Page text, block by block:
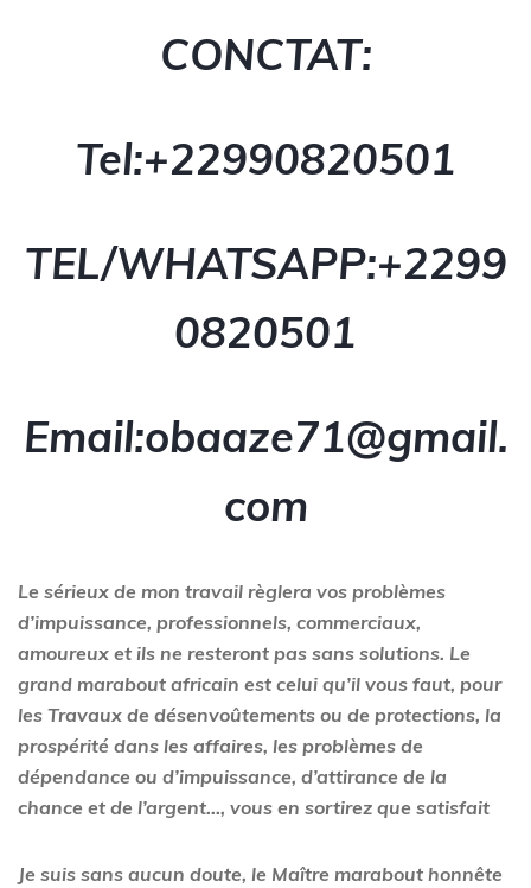
CONCTAT:
Tel:+22990820501
TEL/WHATSAPP:+2299
0820501
Email:obaaze71@gmail.
com
Le sérieux de mon travail règlera vos problèmes
d’impuissance, professionnels, commerciaux,
amoureux et ils ne resteront pas sans solutions. Le
grand marabout africain est celui qu’il vous faut, pour
les Travaux de désenvoûtements ou de protections, la
prospérité dans les affaires, les problèmes de
dépendance ou d’impuissance, d’attirance de la
chance et de l’argent…, vous en sortirez que satisfait
Je suis sans aucun doute, le Maître marabout honnête